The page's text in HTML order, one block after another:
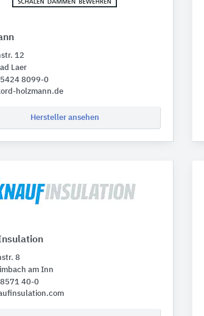
12
Laer
8099-0
holzmann.de
Hersteller ansehen
8
am Inn
40-0